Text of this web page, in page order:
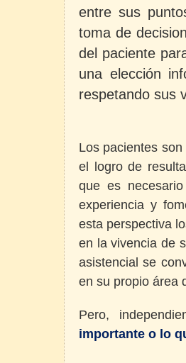
entre sus
toma de
del paciente
una elección
respetando sus
Los pacientes
el logro de
que es
experiencia y
esta perspectiva
en la vivencia de
asistencial se
en su propio área
Pero,
importante o lo